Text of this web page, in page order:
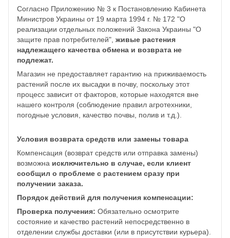
Согласно Приложению № 3 к Постановлению Кабинета
Министров Украины от 19 марта 1994 г. № 172 "О
реализации отдельных положений Закона Украины "О
защите прав потребителей", живые растения
надлежащего качества обмена и возврата не
подлежат.
Магазин не предоставляет гарантию на приживаемость
растений после их высадки в почву, поскольку этот
процесс зависит от факторов, которые находятся вне
нашего контроля (соблюдение правил агротехники,
погодные условия, качество почвы, полив и т.д.).
Условия возврата средств или замены товара
Компенсация (возврат средств или отправка замены)
возможна исключительно в случае, если клиент
сообщил о проблеме с растением сразу при
получении заказа.
Порядок действий для получения компенсации:
Проверка получения: Обязательно осмотрите
состояние и качество растений непосредственно в
отделении службы доставки (или в присутствии курьера).